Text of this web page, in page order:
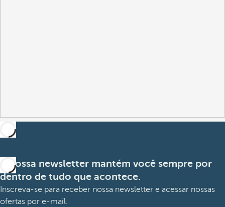
A nossa newsletter mantém você sempre por
dentro de tudo que acontece.
Inscreva-se para receber nossa newsletter e acessar nossas
ofertas por e-mail.